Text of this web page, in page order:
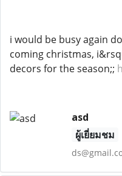
i would be busy again
coming christmas,
decors for the season;;
asd
ผู้เยี่ยมชม